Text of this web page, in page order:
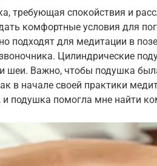
требующая спокойствия и
комфортные условия для
подходят для медитации в
Цилиндрические
шеи. Важно, чтобы подушка
в начале своей практики
и подушка помогла мне найти